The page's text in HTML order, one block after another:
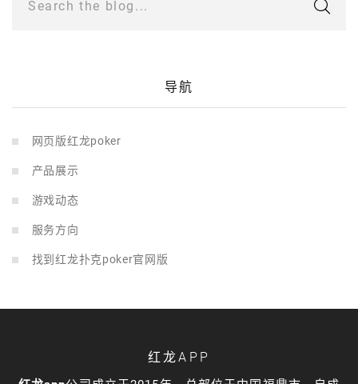
Search the blog...
导航
网页版红龙poker
产品展示
游戏动态
服务方向
找到红龙扑克poker官网版
红龙APP